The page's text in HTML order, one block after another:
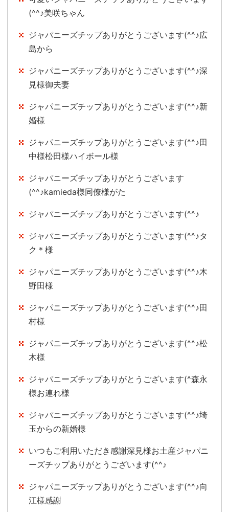
(^^♪美咲ちゃん
ジャパニーズチップありがとうございます(^^♪広
島から
ジャパニーズチップありがとうございます(^^♪深
見様御夫妻
ジャパニーズチップありがとうございます(^^♪新
婚様
ジャパニーズチップありがとうございます(^^♪田
中様松田様ハイボール様
ジャパニーズチップありがとうございます
(^^♪kamieda様同僚様がた
ジャパニーズチップありがとうございます(^^♪
ジャパニーズチップありがとうございます(^^♪タ
ク＊様
ジャパニーズチップありがとうございます(^^♪木
野田様
ジャパニーズチップありがとうございます(^^♪田
村様
ジャパニーズチップありがとうございます(^^♪松
木様
ジャパニーズチップありがとうございます(^森永
様お連れ様
ジャパニーズチップありがとうございます(^^♪埼
玉からの新婚様
いつもご利用いただき感謝深見様お土産ジャパニ
ーズチップありがとうございます(^^♪
ジャパニーズチップありがとうございます(^^♪向
江様感謝